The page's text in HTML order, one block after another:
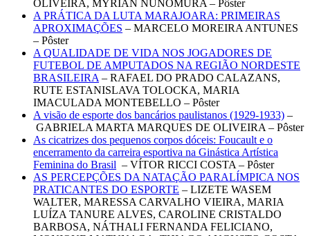
OLIVEIRA, MYRIAN NUNOMURA – Pôster
A PRÁTICA DA LUTA MARAJOARA: PRIMEIRAS
APROXIMAÇÕES – MARCELO MOREIRA ANTUNES
– Pôster
A QUALIDADE DE VIDA NOS JOGADORES DE
FUTEBOL DE AMPUTADOS NA REGIÃO NORDESTE
BRASILEIRA – RAFAEL DO PRADO CALAZANS,
RUTE ESTANISLAVA TOLOCKA, MARIA
IMACULADA MONTEBELLO – Pôster
A visão de esporte dos bancários paulistanos (1929-1933) –
GABRIELA MARTA MARQUES DE OLIVEIRA – Pôster
As cicatrizes dos pequenos corpos dóceis: Foucault e o
encerramento da carreira esportiva na Ginástica Artística
Feminina do Brasil – VÍTOR RICCI COSTA – Pôster
AS PERCEPÇÕES DA NATAÇÃO PARALÍMPICA NOS
PRATICANTES DO ESPORTE – LIZETE WASEM
WALTER, MARESSA CARVALHO VIEIRA, MARIA
LUÍZA TANURE ALVES, CAROLINE CRISTALDO
BARBOSA, NÁTHALI FERNANDA FELICIANO,